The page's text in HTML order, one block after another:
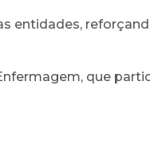
entidades,
que